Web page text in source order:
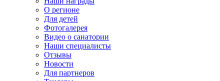
О регионе
Для детей
Фотогалерея
Видео о санатории
Наши специалисты
Отзывы
Новости
Для партнеров